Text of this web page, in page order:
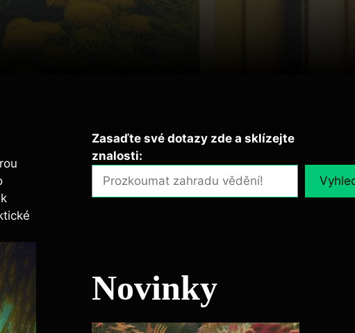
Zasaďte své dotazy zde a sklízejte
znalosti:
Novinky